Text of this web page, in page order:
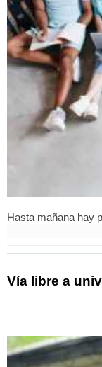
Hasta mañana hay
Vía libre a